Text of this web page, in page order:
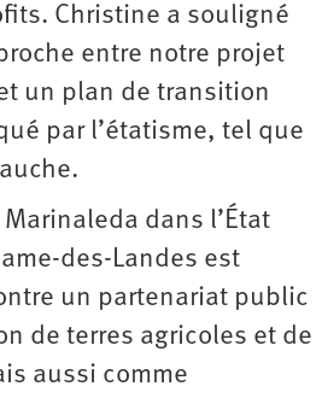
Christine a souligné
entre notre projet
un plan de transition
par l’étatisme, tel que
dans l’État
des-Landes est
un partenariat public
de terres agricoles et de
aussi comme